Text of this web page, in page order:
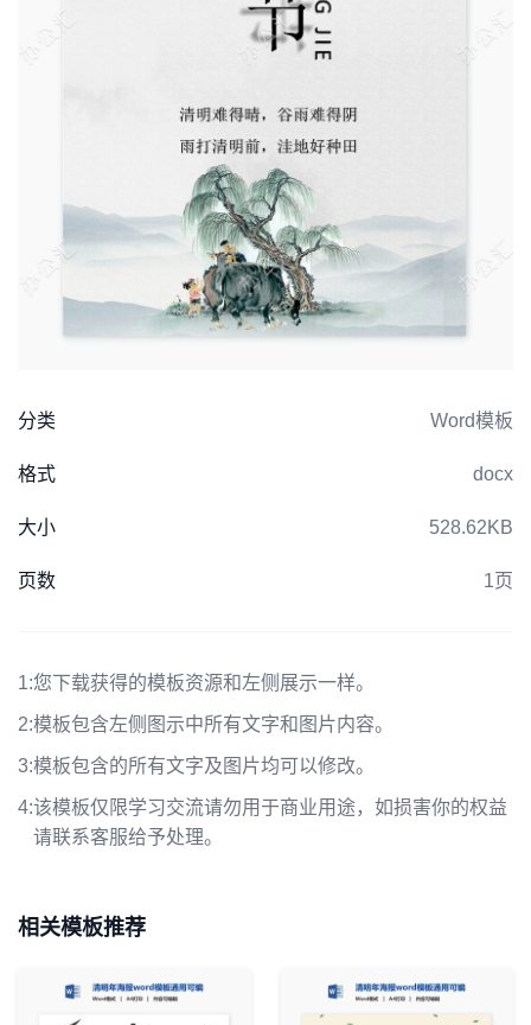
分类 Word模板
格式 docx
大小 528.62KB
页数 1页
1:您下载获得的模板资源和左侧展示一样。
2:模板包含左侧图示中所有文字和图片内容。
3:模板包含的所有文字及图片均可以修改。
4:该模板仅限学习交流请勿用于商业用途，如损害你的权益
请联系客服给予处理。
相关模板推荐